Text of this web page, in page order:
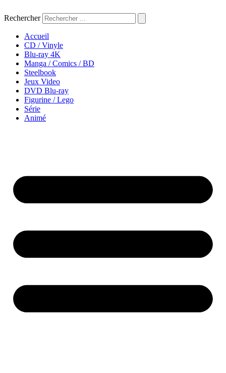
au
Rechercher
Accueil
CD / Vinyle
Blu-ray 4K
Manga / Comics / BD
Steelbook
Jeux Video
DVD Blu-ray
Figurine / Lego
Série
Animé